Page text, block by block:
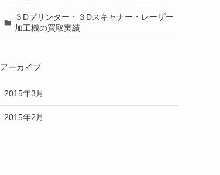
３Dプリンター・３Dスキャナー・レーザー
加工機の買取実績
アーカイブ
2015年3月
2015年2月